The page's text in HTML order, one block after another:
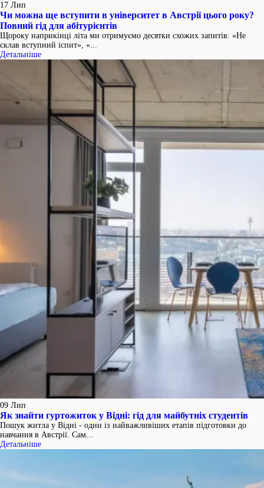
17 Лип
Чи можна ще вступити в університет в Австрії цього року?
Повний гід для абітурієнтів
Щороку наприкінці літа ми отримуємо десятки схожих запитів: «Не
склав вступний іспит», «...
Детальніше
09 Лип
Як знайти гуртожиток у Відні: гід для майбутніх студентів
Пошук житла у Відні - один із найважливіших етапів підготовки до
навчання в Австрії. Сам...
Детальніше